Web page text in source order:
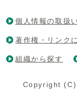
個人情報の取扱い
著作権・リンク
組織から探す
Copyright